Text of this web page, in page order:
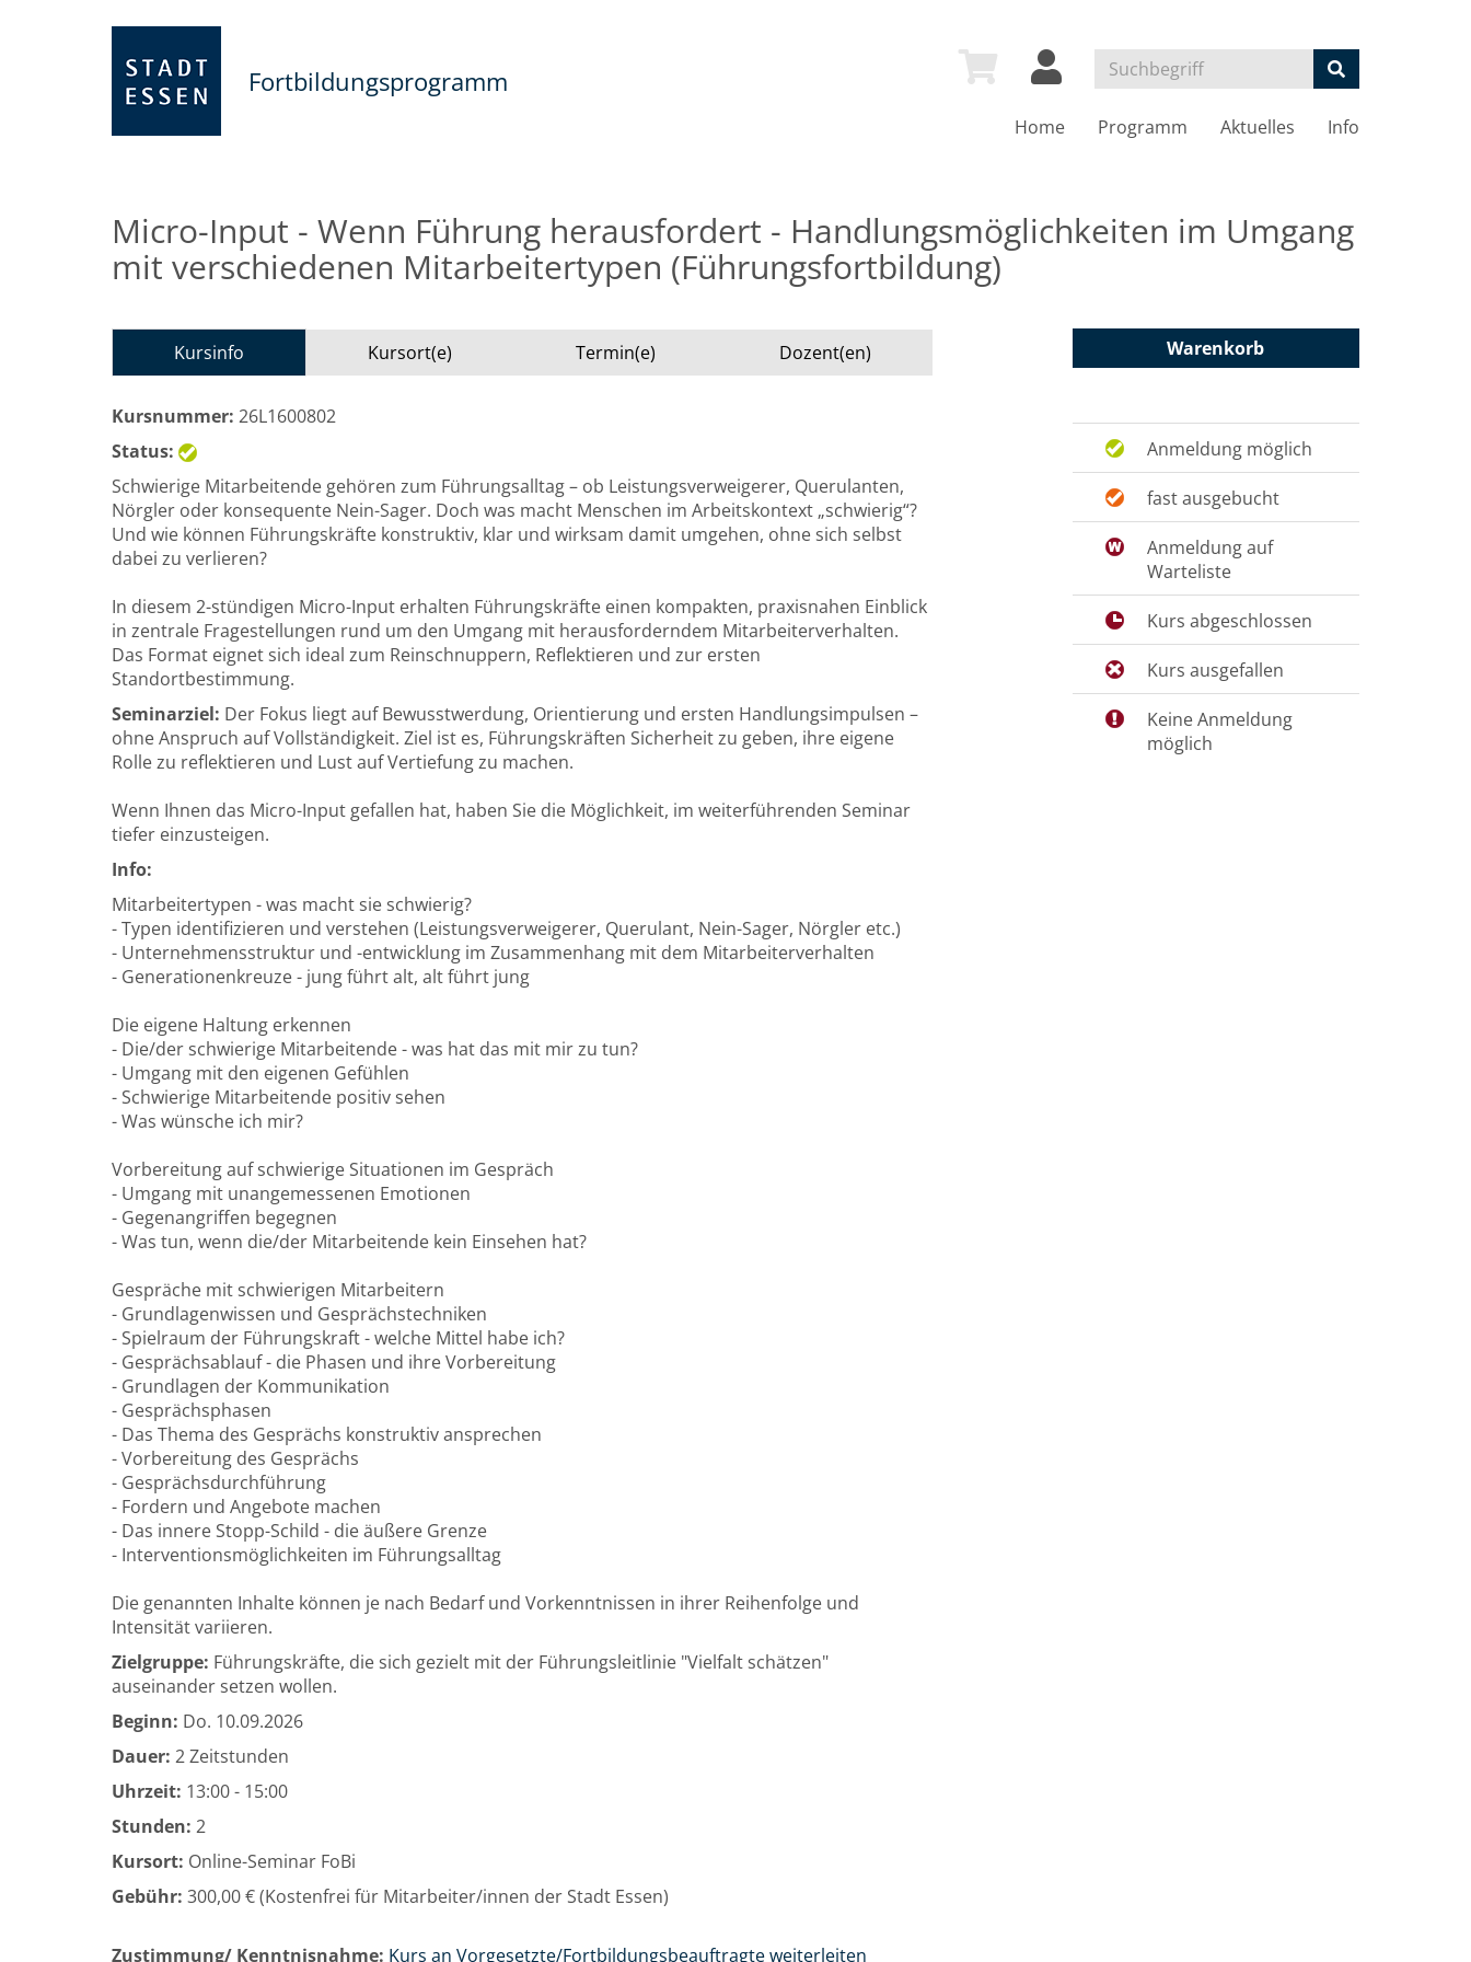
Fortbildungsprogramm
Home Programm Aktuelles Info
Micro-Input - Wenn Führung herausfordert - Handlungsmöglichkeiten im Umgang
mit verschiedenen Mitarbeitertypen (Führungsfortbildung)
Kursinfo Kursort(e) Termin(e) Dozent(en)
Kursnummer: 26L1600802
Status:
Schwierige Mitarbeitende gehören zum Führungsalltag – ob Leistungsverweigerer, Querulanten,
Nörgler oder konsequente Nein-Sager. Doch was macht Menschen im Arbeitskontext „schwierig“?
Und wie können Führungskräfte konstruktiv, klar und wirksam damit umgehen, ohne sich selbst
dabei zu verlieren?
In diesem 2-stündigen Micro-Input erhalten Führungskräfte einen kompakten, praxisnahen Einblick
in zentrale Fragestellungen rund um den Umgang mit herausforderndem Mitarbeiterverhalten.
Das Format eignet sich ideal zum Reinschnuppern, Reflektieren und zur ersten
Standortbestimmung.
Seminarziel: Der Fokus liegt auf Bewusstwerdung, Orientierung und ersten Handlungsimpulsen –
ohne Anspruch auf Vollständigkeit. Ziel ist es, Führungskräften Sicherheit zu geben, ihre eigene
Rolle zu reflektieren und Lust auf Vertiefung zu machen.
Wenn Ihnen das Micro-Input gefallen hat, haben Sie die Möglichkeit, im weiterführenden Seminar
tiefer einzusteigen.
Info:
Mitarbeitertypen - was macht sie schwierig?
- Typen identifizieren und verstehen (Leistungsverweigerer, Querulant, Nein-Sager, Nörgler etc.)
- Unternehmensstruktur und -entwicklung im Zusammenhang mit dem Mitarbeiterverhalten
- Generationenkreuze - jung führt alt, alt führt jung
Die eigene Haltung erkennen
- Die/der schwierige Mitarbeitende - was hat das mit mir zu tun?
- Umgang mit den eigenen Gefühlen
- Schwierige Mitarbeitende positiv sehen
- Was wünsche ich mir?
Vorbereitung auf schwierige Situationen im Gespräch
- Umgang mit unangemessenen Emotionen
- Gegenangriffen begegnen
- Was tun, wenn die/der Mitarbeitende kein Einsehen hat?
Gespräche mit schwierigen Mitarbeitern
- Grundlagenwissen und Gesprächstechniken
- Spielraum der Führungskraft - welche Mittel habe ich?
- Gesprächsablauf - die Phasen und ihre Vorbereitung
- Grundlagen der Kommunikation
- Gesprächsphasen
- Das Thema des Gesprächs konstruktiv ansprechen
- Vorbereitung des Gesprächs
- Gesprächsdurchführung
- Fordern und Angebote machen
- Das innere Stopp-Schild - die äußere Grenze
- Interventionsmöglichkeiten im Führungsalltag
Die genannten Inhalte können je nach Bedarf und Vorkenntnissen in ihrer Reihenfolge und
Intensität variieren.
Zielgruppe: Führungskräfte, die sich gezielt mit der Führungsleitlinie "Vielfalt schätzen"
auseinander setzen wollen.
Beginn: Do. 10.09.2026
Dauer: 2 Zeitstunden
Uhrzeit: 13:00 - 15:00
Stunden: 2
Kursort: Online-Seminar FoBi
Gebühr: 300,00 € (Kostenfrei für Mitarbeiter/innen der Stadt Essen)
Zustimmung/ Kenntnisnahme: Kurs an Vorgesetzte/Fortbildungsbeauftragte weiterleiten
Warenkorb
Anmeldung möglich
fast ausgebucht
Anmeldung auf
Warteliste
Kurs abgeschlossen
Kurs ausgefallen
Keine Anmeldung
möglich